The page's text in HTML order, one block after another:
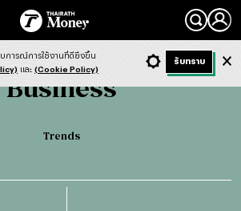
Search
Business Trends
Business
Trends
+ ก Dark ฟังข่าว
บการณ์การใช้งานที่ดียิ่งขึ้น
และ (Cookie Policy)
รับทราบ